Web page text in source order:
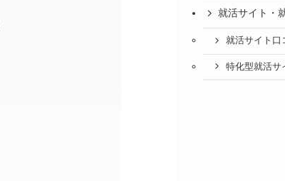
就活サイト・
就活サイト口
特化型就活サ